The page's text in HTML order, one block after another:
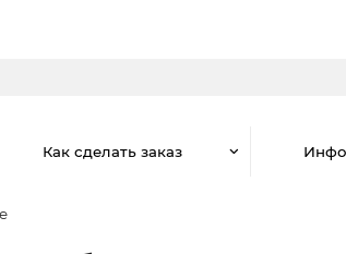
Как сделать заказ